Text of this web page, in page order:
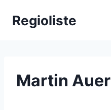
InhaltRegioliste
Martin Auer